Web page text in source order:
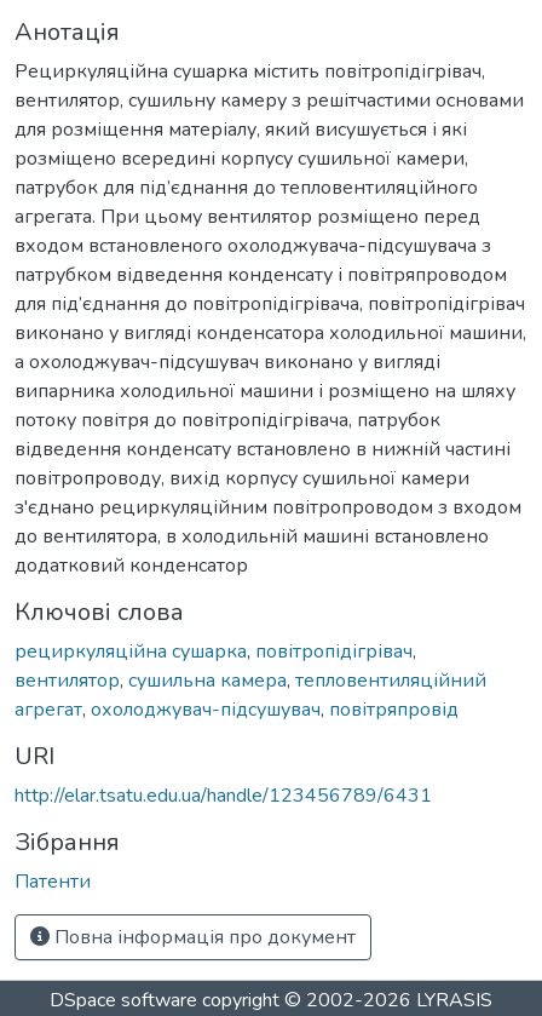
Анотація
Рециркуляційна сушарка містить повітропідігрівач,
вентилятор, сушильну камеру з решітчастими основами
для розміщення матеріалу, який висушується і які
розміщено всередині корпусу сушильної камери,
патрубок для під’єднання до тепловентиляційного
агрегата. При цьому вентилятор розміщено перед
входом встановленого охолоджувача-підсушувача з
патрубком відведення конденсату і повітряпроводом
для під’єднання до повітропідігрівача, повітропідігрівач
виконано у вигляді конденсатора холодильної машини,
а охолоджувач-підсушувач виконано у вигляді
випарника холодильної машини і розміщено на шляху
потоку повітря до повітропідігрівача, патрубок
відведення конденсату встановлено в нижній частині
повітропроводу, вихід корпусу сушильної камери
з'єднано рециркуляційним повітропроводом з входом
до вентилятора, в холодильній машині встановлено
додатковий конденсатор
Ключові слова
рециркуляційна сушарка, повітропідігрівач,
вентилятор, сушильна камера, тепловентиляційний
агрегат, охолоджувач-підсушувач, повітряпровід
URI
http://elar.tsatu.edu.ua/handle/123456789/6431
Зібрання
Патенти
Повна інформація про документ
DSpace software copyright © 2002-2026 LYRASIS